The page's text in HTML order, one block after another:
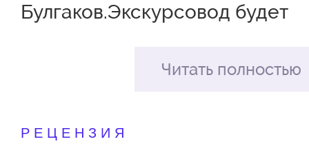
Булгаков.Экскурсовод будет
поездки и расскажет, как
рельсы на Патриарших, и если
Читать полностью
РЕЦЕНЗИЯ